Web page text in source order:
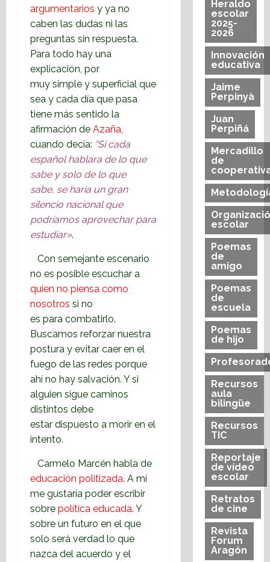
argumentarios y ya no
caben las dudas ni las
preguntas sin respuesta.
Para todo hay una
explicación, por
muy simple y superficial que
sea y cada día que pasa
tiene más sentido la
afirmación de Azaña,
cuando decía: “Si cada
español hablara de lo que
sabe y solo de lo que
sabe, se haría un gran
silencio nacional que
podríamos aprovechar para
estudiar».
Con semejante escenario
no es posible escuchar a
quien no piensa como
nosotros si no
es para combatirlo.
Buscamos reforzar nuestra
postura y evitar caer en el
fuego de las redes porque
ahí no hay salvación. Y si
alguien sigue caminos
distintos debe
estar dispuesto a morir en el
intento.
Carmelo Marcén habla de
educación politizada. A mí
me gustaría poder escribir
sobre política educada. Y
sobre un futuro en el que
solo será verdad lo que
nazca del acuerdo y el
Heraldo
escolar
2025-
2026
Innovación
educativa
Jaime
Perpinyà
Juan
Perpiñá
Mercadillo
de
escolar
Poemas
de
amigo
Poemas
de
escuela
Poemas
de hijo
Recursos
aula
bilingüe
Recursos
TIC
Reportaje
de vídeo
escolar
Retratos
de cine
Revista
Forum
Aragón